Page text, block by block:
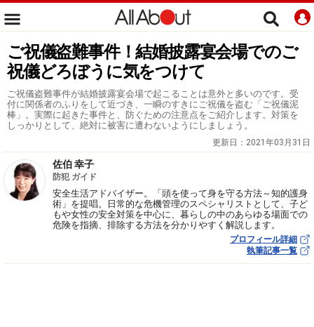
ご祝儀盗難事件！結婚披露宴会場でのご
祝儀どろぼうに気をつけて
ご祝儀盗難事件が結婚披露宴会場で起こることは意外と多いのです。受
付に関係者のふりをして近づき、一瞬のすきにご祝儀を盗む「ご祝儀泥
棒」。実際に起きた事件と、防ぐための注意点をご紹介します。対策を
しっかりとして、絶対に被害に遭わないようにしましょう。
更新日： 2021年03月31日
佐伯 幸子
防犯 ガイド
安全生活アドバイザー。「頭を使って身を守る方法～知的護身
術」を提唱。日常的な危機管理のスペシャリストとして、子ど
もや女性の安全対策を中心に、暮らしの中のあらゆる場面での
危険を指摘、排除する方法を分かりやすく解説します。
プロフィール詳細
執筆記事一覧